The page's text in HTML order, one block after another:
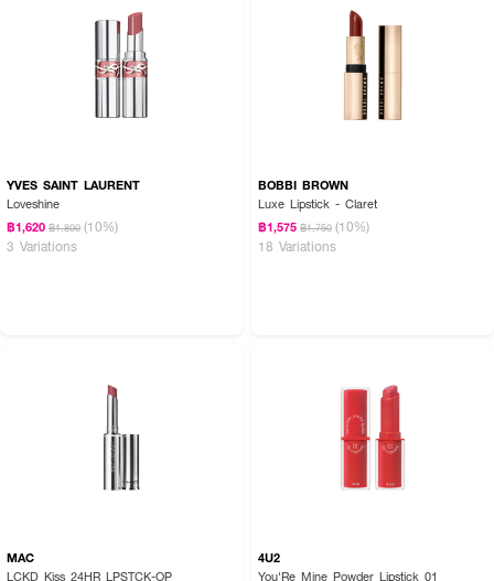
YVES SAINT LAURENT
Loveshine
฿1,620 ฿1,800 (10%)
3 Variations
BOBBI BROWN
Luxe Lipstick - Claret
฿1,575 ฿1,750 (10%)
18 Variations
MAC
LCKD Kiss 24HR LPSTCK-OP
4U2
You'Re Mine Powder Lipstick 01